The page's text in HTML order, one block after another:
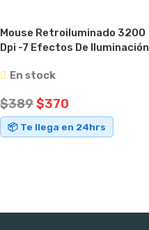
Mouse Retroiluminado 3200
Dpi -7 Efectos De Iluminación
En stock
$389$370
📦 Te llega en 24hrs